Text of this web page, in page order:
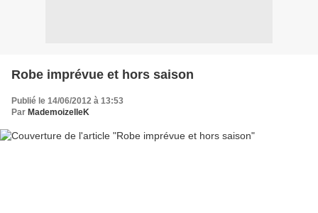
Robe imprévue et hors saison
Publié le 14/06/2012 à 13:53
Par MademoizelleK